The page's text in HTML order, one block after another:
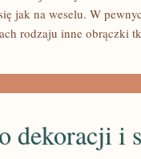
jak na weselu. W
rodzaju inne obrączki
dekoracji i